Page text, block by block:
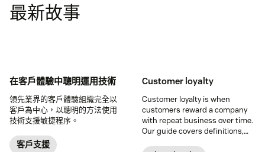
最新故事
在客戶體驗中聰明運用技術
領先業界的客戶體驗組織完全以
客戶為中心，以聰明的方法使用
技術支援敏捷程序。
客戶支援
Customer loyalty
Customer loyalty is when
customers reward a company
with repeat business over time.
Our guide covers definitions,